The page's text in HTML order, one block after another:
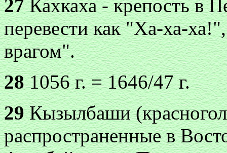
27Кахкаха - крепость в
перевести как "Ха-ха-
врагом".
281056 г. = 1646/47 г.
29Кызылбаши
распространенные в